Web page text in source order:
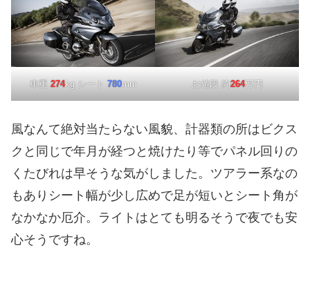
車重274kg シート 780mm お値段 約264万円
風なんて絶対当たらない風貌、計器類の所はビクス
クと同じで年月が経つと焼けたり等でパネル回りの
くたびれは早そうな気がしました。ツアラー系なの
もありシート幅が少し広めで足が短いとシート角が
なかなか厄介。ライトはとても明るそうで夜でも安
心そうですね。